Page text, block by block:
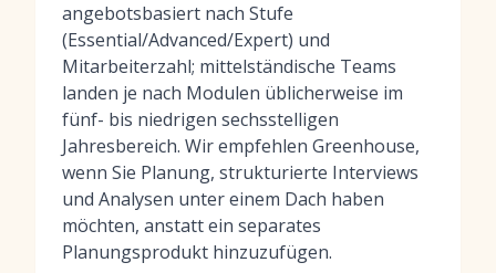
angebotsbasiert nach Stufe
(Essential/Advanced/Expert) und
Mitarbeiterzahl; mittelständische Teams
landen je nach Modulen üblicherweise im
fünf- bis niedrigen sechsstelligen
Jahresbereich. Wir empfehlen Greenhouse,
wenn Sie Planung, strukturierte Interviews
und Analysen unter einem Dach haben
möchten, anstatt ein separates
Planungsprodukt hinzuzufügen.